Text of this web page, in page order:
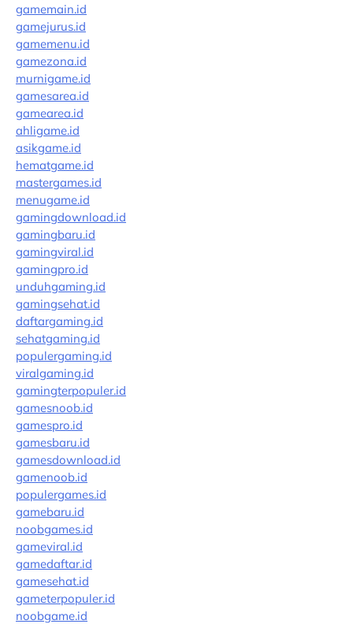
gamemain.id
gamejurus.id
gamemenu.id
gamezona.id
murnigame.id
gamesarea.id
gamearea.id
ahligame.id
asikgame.id
hematgame.id
mastergames.id
menugame.id
gamingdownload.id
gamingbaru.id
gamingviral.id
gamingpro.id
unduhgaming.id
gamingsehat.id
daftargaming.id
sehatgaming.id
populergaming.id
viralgaming.id
gamingterpopuler.id
gamesnoob.id
gamespro.id
gamesbaru.id
gamesdownload.id
gamenoob.id
populergames.id
gamebaru.id
noobgames.id
gameviral.id
gamedaftar.id
gamesehat.id
gameterpopuler.id
noobgame.id